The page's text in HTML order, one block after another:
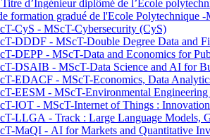
d’Ingénieur diplômé de l’École
formation gradué de l'Ecole Polytechnique
CyS - MScT-Cybersecurity (CyS)
DDDF - MScT-Double Degree Data and
DEPP - MScT-Data and Economics for
DSAIB - MScT-Data Science and AI for
EDACF - MScT-Economics, Data
EESM - MScT-Environmental
IOT - MScT-Internet of Things :
LLGA - Track : Large Language Models,
MaQI - AI for Markets and Quantitative